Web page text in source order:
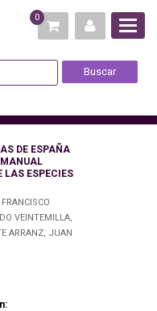
0
DE ESPAÑA
LAS ESPECIES
VEINTEMILLA,
ARRANZ, JUAN